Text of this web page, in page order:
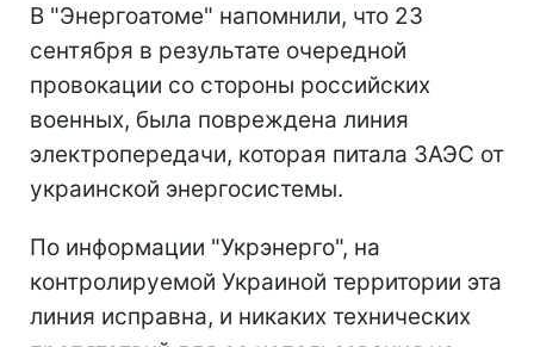
В "Энергоатоме" напомнили, что 23
сентября в результате очередной
провокации со стороны российских
военных, была повреждена линия
электропередачи, которая питала ЗАЭС от
украинской энергосистемы.
По информации "Укрэнерго", на
контролируемой Украиной территории эта
линия исправна, и никаких технических